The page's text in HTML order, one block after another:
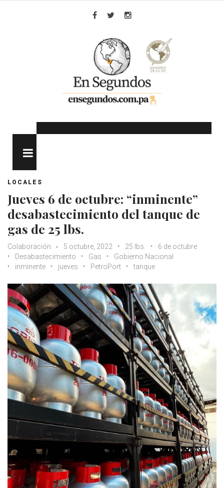
LOCALES
Jueves 6 de octubre: “inminente”
desabastecimiento del tanque de
gas de 25 lbs.
Colaboración 5 octubre, 2022 25 lbs.
6 de octubre
Desabastecimiento
Gas
Gobierno Nacional
inminente
jueves PetroPort tanque